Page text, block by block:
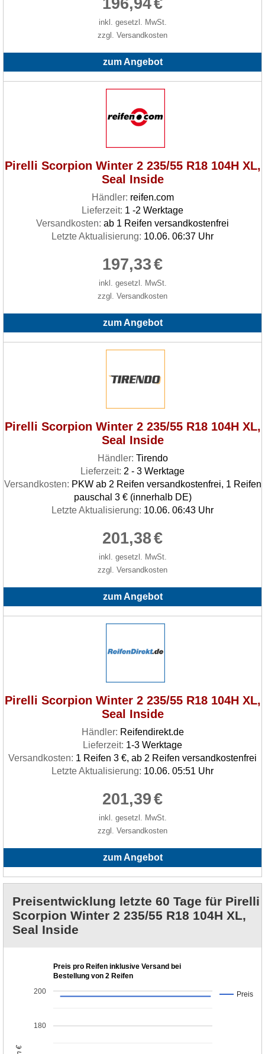
inkl. gesetzl. MwSt.
zzgl. Versandkosten
zum Angebot
Pirelli Scorpion Winter 2 235/55 R18 104H XL,
Seal Inside
Händler: reifen.com
Lieferzeit: 1 -2 Werktage
Versandkosten: ab 1 Reifen versandkostenfrei
Letzte Aktualisierung: 10.06. 06:37 Uhr
197,33€
inkl. gesetzl. MwSt.
zzgl. Versandkosten
zum Angebot
Pirelli Scorpion Winter 2 235/55 R18 104H XL,
Seal Inside
Händler: Tirendo
Lieferzeit: 2 - 3 Werktage
Versandkosten: PKW ab 2 Reifen versandkostenfrei, 1 Reifen
pauschal 3 € (innerhalb DE)
Letzte Aktualisierung: 10.06. 06:43 Uhr
201,38€
inkl. gesetzl. MwSt.
zzgl. Versandkosten
zum Angebot
Pirelli Scorpion Winter 2 235/55 R18 104H XL,
Seal Inside
Händler: Reifendirekt.de
Lieferzeit: 1-3 Werktage
Versandkosten: 1 Reifen 3 €, ab 2 Reifen versandkostenfrei
Letzte Aktualisierung: 10.06. 05:51 Uhr
201,39€
inkl. gesetzl. MwSt.
zzgl. Versandkosten
zum Angebot
Preisentwicklung letzte 60 Tage für Pirelli
Scorpion Winter 2 235/55 R18 104H XL,
Seal Inside
Preis pro Reifen inklusive Versand bei
Bestellung von 2 Reifen
Preis
180
200